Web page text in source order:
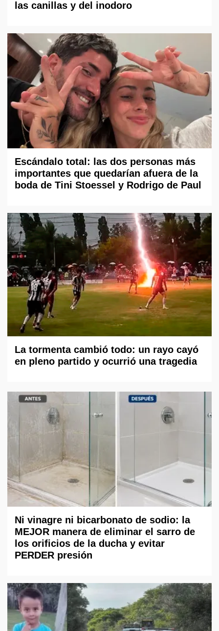
las canillas y del inodoro
Escándalo total: las dos personas más
importantes que quedarían afuera de la
boda de Tini Stoessel y Rodrigo de Paul
La tormenta cambió todo: un rayo cayó
en pleno partido y ocurrió una tragedia
Ni vinagre ni bicarbonato de sodio: la
MEJOR manera de eliminar el sarro de
los orificios de la ducha y evitar
PERDER presión